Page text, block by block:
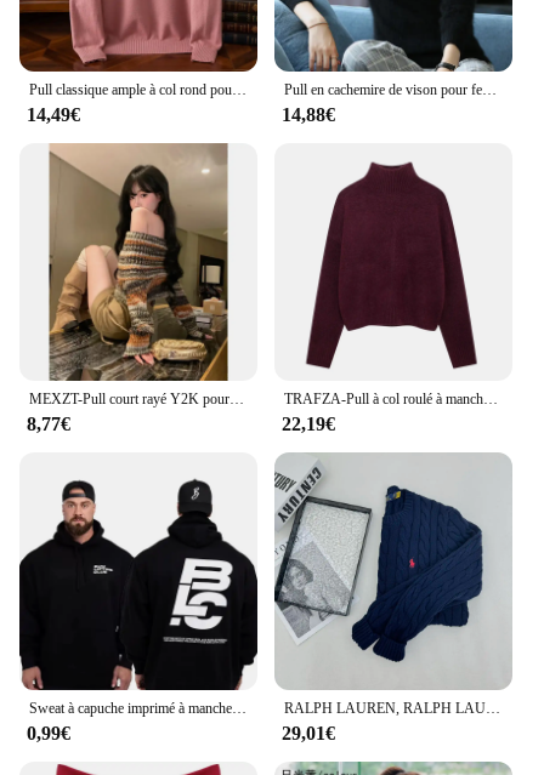
14,49€
Pull en cachemire de vison pour femme, tricots chauds, optique pull, solide, document, grande taille, base, vêtements à revers haut, automne, hiver, 100%
14,88€
8,77€
TRAFZA-Pull à col roulé à manches longues pour femmes, Pull décontracté, Tricots chauds, Solide, Vintage, Bourgogne, Automne, Hiver
22,19€
0,99€
RALPH LAUREN, RALPH LAUREN‍‍‍Pull en cachemire d'hiver classique pour hommes et femmes, pull à col rond, marque de luxe, Ralph Darknit
29,01€